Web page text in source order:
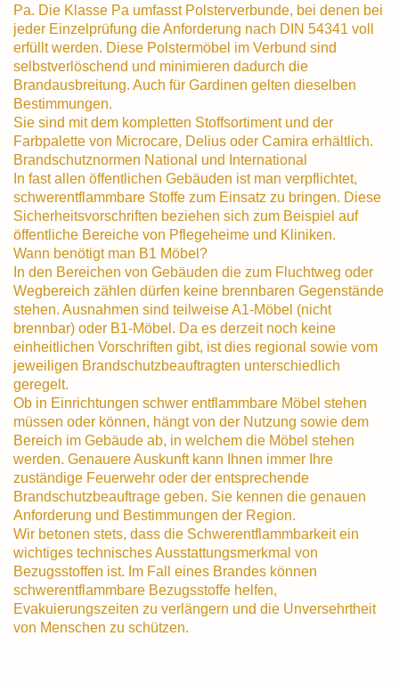
P­a. Die Klasse P­a umfasst Polsterverbunde, bei denen bei
jeder Einzelprüfung die Anforderung nach DIN 54341 voll
erfüllt werden. Diese Polstermöbel im Verbund sind
selbstverlöschend und minimieren dadurch die
Brandausbreitung. Auch für Gardinen gelten dieselben
Bestimmungen.
Sie sind mit dem kompletten Stoffsortiment und der
Farbpalette von Microcare, Delius oder Camira erhältlich.
Brandschutznormen National und International
In fast allen öffentlichen Gebäuden ist man verpflichtet,
schwerentflammbare Stoffe zum Einsatz zu bringen. Diese
Sicherheitsvorschriften beziehen sich zum Beispiel auf
öffentliche Bereiche von Pflegeheime und Kliniken.
Wann benötigt man B1 Möbel?
In den Bereichen von Gebäuden die zum Fluchtweg oder
Wegbereich zählen dürfen keine brennbaren Gegenstände
stehen. Ausnahmen sind teilweise A1-Möbel (nicht
brennbar) oder B1-Möbel. Da es derzeit noch keine
einheitlichen Vorschriften gibt, ist dies regional sowie vom
jeweiligen Brandschutzbeauftragten unterschiedlich
geregelt.
Ob in Einrichtungen schwer entflammbare Möbel stehen
müssen oder können, hängt von der Nutzung sowie dem
Bereich im Gebäude ab, in welchem die Möbel stehen
werden. Genauere Auskunft kann Ihnen immer Ihre
zuständige Feuerwehr oder der entsprechende
Brandschutzbeauftrage geben. Sie kennen die genauen
Anforderung und Bestimmungen der Region.
Wir betonen stets, dass die Schwerentflammbarkeit ein
wichtiges technisches Ausstattungsmerkmal von
Bezugsstoffen ist. Im Fall eines Brandes können
schwerentflammbare Bezugsstoffe helfen,
Evakuierungszeiten zu verlängern und die Unversehrtheit
von Menschen zu schützen.